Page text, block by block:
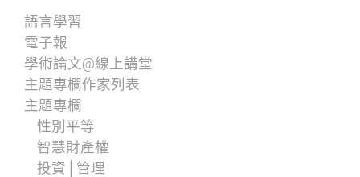
語言學習
電子報
學術論文@線上講堂
主題專欄作家列表
主題專欄
性別平等
智慧財產權
投資│管理